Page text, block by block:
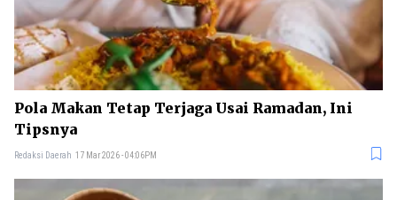
Pola Makan Tetap Terjaga Usai Ramadan, Ini
Tipsnya
Redaksi Daerah 17 Mar 2026 - 04:06PM